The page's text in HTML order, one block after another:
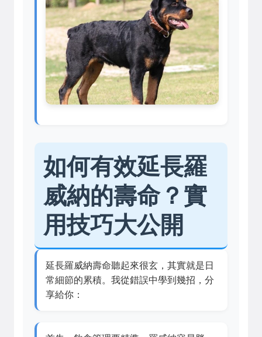
如何有效延長羅
威納的壽命？實
用技巧大公開
延長羅威納壽命聽起來很玄，其實就是日
常細節的累積。我從錯誤中學到幾招，分
享給你：